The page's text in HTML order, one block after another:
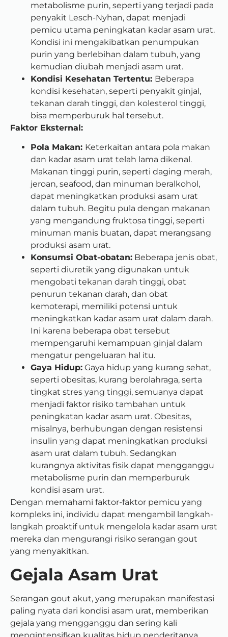
metabolisme purin, seperti yang terjadi pada
penyakit Lesch-Nyhan, dapat menjadi
pemicu utama peningkatan kadar asam urat.
Kondisi ini mengakibatkan penumpukan
purin yang berlebihan dalam tubuh, yang
kemudian diubah menjadi asam urat.
Kondisi Kesehatan Tertentu: Beberapa
kondisi kesehatan, seperti penyakit ginjal,
tekanan darah tinggi, dan kolesterol tinggi,
bisa memperburuk hal tersebut.
Faktor Eksternal:
Pola Makan: Keterkaitan antara pola makan
dan kadar asam urat telah lama dikenal.
Makanan tinggi purin, seperti daging merah,
jeroan, seafood, dan minuman beralkohol,
dapat meningkatkan produksi asam urat
dalam tubuh. Begitu pula dengan makanan
yang mengandung fruktosa tinggi, seperti
minuman manis buatan, dapat merangsang
produksi asam urat.
Konsumsi Obat-obatan: Beberapa jenis obat,
seperti diuretik yang digunakan untuk
mengobati tekanan darah tinggi, obat
penurun tekanan darah, dan obat
kemoterapi, memiliki potensi untuk
meningkatkan kadar asam urat dalam darah.
Ini karena beberapa obat tersebut
mempengaruhi kemampuan ginjal dalam
mengatur pengeluaran hal itu.
Gaya Hidup: Gaya hidup yang kurang sehat,
seperti obesitas, kurang berolahraga, serta
tingkat stres yang tinggi, semuanya dapat
menjadi faktor risiko tambahan untuk
peningkatan kadar asam urat. Obesitas,
misalnya, berhubungan dengan resistensi
insulin yang dapat meningkatkan produksi
asam urat dalam tubuh. Sedangkan
kurangnya aktivitas fisik dapat mengganggu
metabolisme purin dan memperburuk
kondisi asam urat.
Dengan memahami faktor-faktor pemicu yang
kompleks ini, individu dapat mengambil langkah-
langkah proaktif untuk mengelola kadar asam urat
mereka dan mengurangi risiko serangan gout
yang menyakitkan.
Gejala Asam Urat
Serangan gout akut, yang merupakan manifestasi
paling nyata dari kondisi asam urat, memberikan
gejala yang mengganggu dan sering kali